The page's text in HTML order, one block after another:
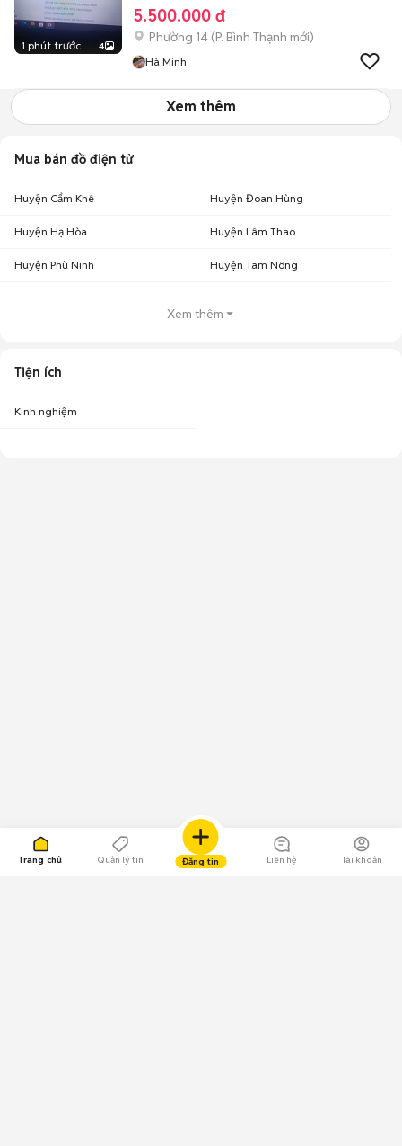
Trang chủ Quản lý tin Đăng tin Liên hệ Tài khoản
1 phút trước 4
5.500.000 đ
Phường 14 (P. Bình Thạnh mới)
Hà Minh
Xem thêm
Mua bán đồ điện tử
Huyện Cẩm Khê Huyện Đoan Hùng
Huyện Hạ Hòa Huyện Lâm Thao
Huyện Phù Ninh Huyện Tam Nông
Xem thêm
Tiện ích
Kinh nghiệm